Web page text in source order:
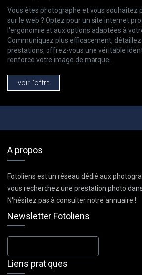
Vous êtes photographe et vous souhaitez
sur le web ? Optez pour un site internet
l'ergonomie et aux options adaptées à
Communiquez plus efficacement,
prestations, offrez-vous une véritable
renforce votre image de marque...
voir l'offre
A propos
Fotoliens est un réseau dédié aux
vous recherchez une prestation photo
N'hésitez pas à consulter notre annuaire !
Newsletter Fotoliens
Liens pratiques